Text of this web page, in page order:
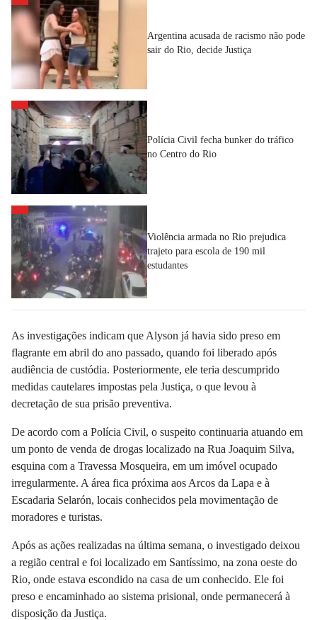
Argentina acusada de racismo não pode
sair do Rio, decide Justiça
Polícia Civil fecha bunker do tráfico
no Centro do Rio
Violência armada no Rio prejudica
trajeto para escola de 190 mil
estudantes
As investigações indicam que Alyson já havia sido preso em
flagrante em abril do ano passado, quando foi liberado após
audiência de custódia. Posteriormente, ele teria descumprido
medidas cautelares impostas pela Justiça, o que levou à
decretação de sua prisão preventiva.
De acordo com a Polícia Civil, o suspeito continuaria atuando em
um ponto de venda de drogas localizado na Rua Joaquim Silva,
esquina com a Travessa Mosqueira, em um imóvel ocupado
irregularmente. A área fica próxima aos Arcos da Lapa e à
Escadaria Selarón, locais conhecidos pela movimentação de
moradores e turistas.
Após as ações realizadas na última semana, o investigado deixou
a região central e foi localizado em Santíssimo, na zona oeste do
Rio, onde estava escondido na casa de um conhecido. Ele foi
preso e encaminhado ao sistema prisional, onde permanecerá à
disposição da Justiça.